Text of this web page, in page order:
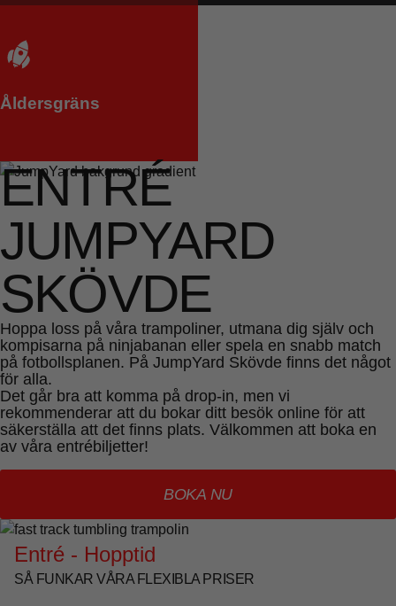
Åldersgräns
ENTRÉ
JUMPYARD
SKÖVDE
Hoppa loss på våra trampoliner, utmana dig själv och
kompisarna på ninjabanan eller spela en snabb match
på fotbollsplanen. På JumpYard Skövde finns det något
för alla.
Det går bra att komma på drop-in, men vi
rekommenderar att du bokar ditt besök online för att
säkerställa att det finns plats. Välkommen att boka en
av våra entrébiljetter!
BOKA NU
Entré - Hopptid
SÅ FUNKAR VÅRA FLEXIBLA PRISER